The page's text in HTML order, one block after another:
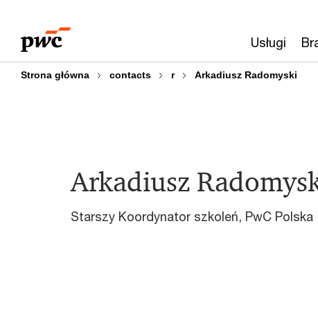
treści
stopki
Usługi
Strona główna contacts r Arkadiusz Radomyski
Arkadiusz
Starszy Koordynator szkoleń, PwC Polska